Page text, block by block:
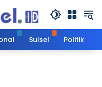
Sulsel Politik